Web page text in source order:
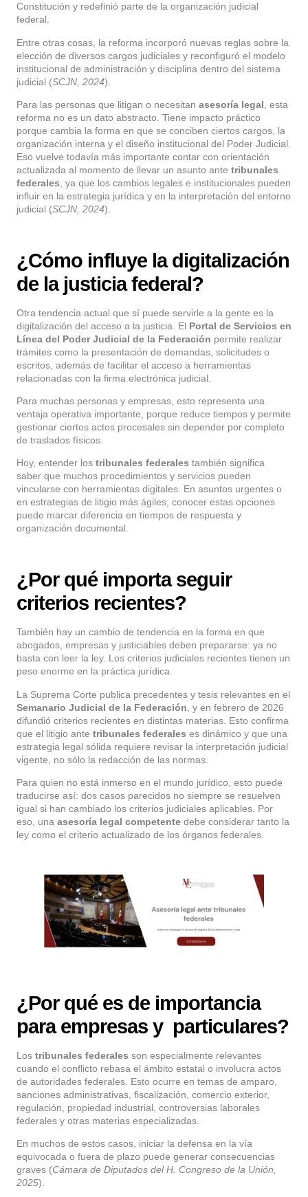
Constitución y redefinió parte de la organización judicial
federal.
Entre otras cosas, la reforma incorporó nuevas reglas sobre la
elección de diversos cargos judiciales y reconfiguró el modelo
institucional de administración y disciplina dentro del sistema
judicial (SCJN, 2024).
Para las personas que litigan o necesitan asesoría legal , esta
reforma no es un dato abstracto. Tiene impacto práctico
porque cambia la forma en que se conciben ciertos cargos, la
organización interna y el diseño institucional del Poder Judicial.
Eso vuelve todavía más importante contar con orientación
actualizada al momento de llevar un asunto ante tribunales
federales , ya que los cambios legales e institucionales pueden
influir en la estrategia jurídica y en la interpretación del entorno
judicial (SCJN, 2024).
¿Cómo influye la digitalización
de la justicia federal?
Otra tendencia actual que sí puede servirle a la gente es la
digitalización del acceso a la justicia. El Portal de Servicios en
Línea del Poder Judicial de la Federación permite realizar
trámites como la presentación de demandas, solicitudes o
escritos, además de facilitar el acceso a herramientas
relacionadas con la firma electrónica judicial.
Para muchas personas y empresas, esto representa una
ventaja operativa importante, porque reduce tiempos y permite
gestionar ciertos actos procesales sin depender por completo
de traslados físicos.
Hoy, entender los tribunales federales también significa
saber que muchos procedimientos y servicios pueden
vincularse con herramientas digitales. En asuntos urgentes o
en estrategias de litigio más ágiles, conocer estas opciones
puede marcar diferencia en tiempos de respuesta y
organización documental.
¿Por qué importa seguir
criterios recientes?
También hay un cambio de tendencia en la forma en que
abogados, empresas y justiciables deben prepararse: ya no
basta con leer la ley. Los criterios judiciales recientes tienen un
peso enorme en la práctica jurídica.
La Suprema Corte publica precedentes y tesis relevantes en el
Semanario Judicial de la Federación , y en febrero de 2026
difundió criterios recientes en distintas materias. Esto confirma
que el litigio ante tribunales federales es dinámico y que una
estrategia legal sólida requiere revisar la interpretación judicial
vigente, no sólo la redacción de las normas.
Para quien no está inmerso en el mundo jurídico, esto puede
traducirse así: dos casos parecidos no siempre se resuelven
igual si han cambiado los criterios judiciales aplicables. Por
eso, una asesoría legal competente debe considerar tanto la
ley como el criterio actualizado de los órganos federales.
¿Por qué es de importancia
para empresas y particulares?
Los tribunales federales son especialmente relevantes
cuando el conflicto rebasa el ámbito estatal o involucra actos
de autoridades federales. Esto ocurre en temas de amparo,
sanciones administrativas, fiscalización, comercio exterior,
regulación, propiedad industrial, controversias laborales
federales y otras materias especializadas.
En muchos de estos casos, iniciar la defensa en la vía
equivocada o fuera de plazo puede generar consecuencias
graves (Cámara de Diputados del H. Congreso de la Unión,
2025).